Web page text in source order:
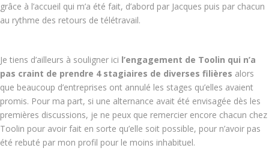
grâce à l’accueil qui m’a été fait, d’abord par Jacques puis par chacun
au rythme des retours de télétravail.
Je tiens d’ailleurs à souligner ici l’engagement de Toolin qui n’a
pas craint de prendre 4 stagiaires de diverses filières alors
que beaucoup d’entreprises ont annulé les stages qu’elles avaient
promis. Pour ma part, si une alternance avait été envisagée dès les
premières discussions, je ne peux que remercier encore chacun chez
Toolin pour avoir fait en sorte qu’elle soit possible, pour n’avoir pas
été rebuté par mon profil pour le moins inhabituel.